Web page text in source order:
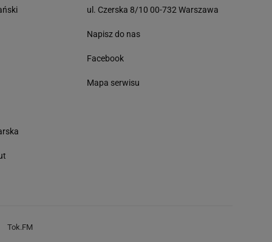
ul. Czerska 8/10 00-732 Warszawa
Napisz do nas
Facebook
Mapa serwisu
Tok.FM